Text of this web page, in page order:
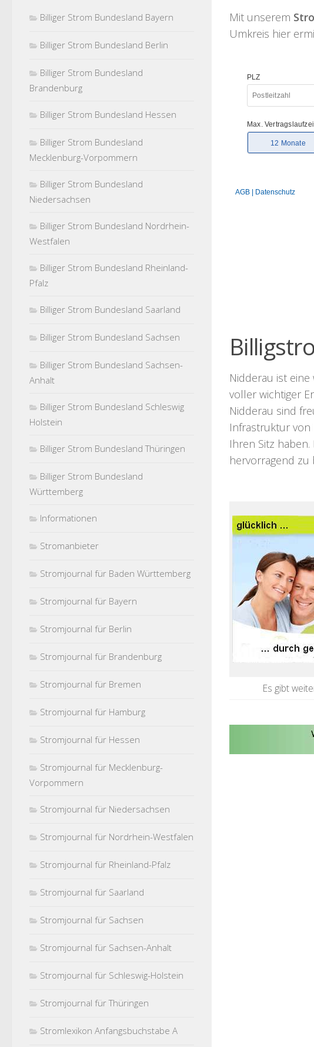
Mit unserem
Umkreis hier
Nidderau ist
voller wichtiger
Nidderau sind
Infrastruktur von
Ihren Sitz
hervorragend zu
Es gibt
Billiger Strom Bundesland Bayern
Billiger Strom Bundesland Berlin
Billiger Strom Bundesland
Brandenburg
Billiger Strom Bundesland Hessen
Billiger Strom Bundesland
Mecklenburg-Vorpommern
Billiger Strom Bundesland
Niedersachsen
Billiger Strom Bundesland Nordrhein-
Westfalen
Billiger Strom Bundesland Rheinland-
Pfalz
Billiger Strom Bundesland Saarland
Billiger Strom Bundesland Sachsen
Billiger Strom Bundesland Sachsen-
Anhalt
Billiger Strom Bundesland Schleswig
Holstein
Billiger Strom Bundesland Thüringen
Billiger Strom Bundesland
Württemberg
Informationen
Stromanbieter
Stromjournal für Baden Württemberg
Stromjournal für Bayern
Stromjournal für Berlin
Stromjournal für Brandenburg
Stromjournal für Bremen
Stromjournal für Hamburg
Stromjournal für Hessen
Stromjournal für Mecklenburg-
Vorpommern
Stromjournal für Niedersachsen
Stromjournal für Nordrhein-Westfalen
Stromjournal für Rheinland-Pfalz
Stromjournal für Saarland
Stromjournal für Sachsen
Stromjournal für Sachsen-Anhalt
Stromjournal für Schleswig-Holstein
Stromjournal für Thüringen
Stromlexikon Anfangsbuchstabe A